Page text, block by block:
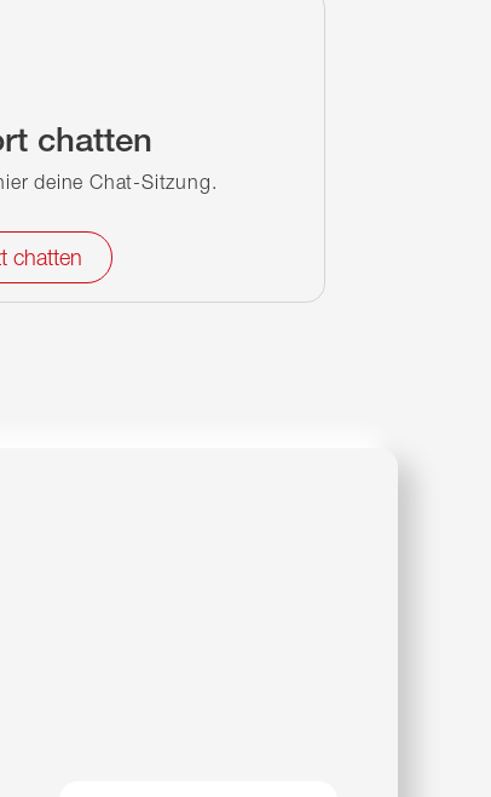
chatten
deine Chat-Sitzung.
chatten